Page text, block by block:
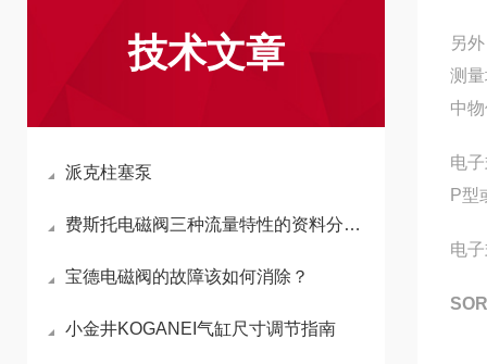
技术文章
派克柱塞泵
费斯托电磁阀三种流量特性的资料分为哪些
宝德电磁阀的故障该如何消除？
小金井KOGANEI气缸尺寸调节指南
另
测
中
电
P型
电